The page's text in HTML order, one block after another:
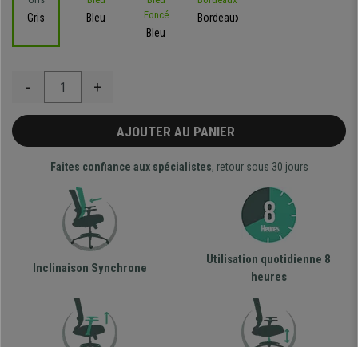
Gris
Bleu
Bleu
Bordeaux
- +
AJOUTER AU PANIER
Faites confiance aux spécialistes, retour sous 30 jours
Inclinaison Synchrone
Utilisation quotidienne 8
heures